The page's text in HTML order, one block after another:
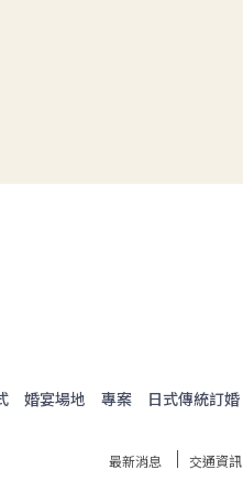
婚宴場地 專案 日式傳統訂婚
最新消息 交通資訊